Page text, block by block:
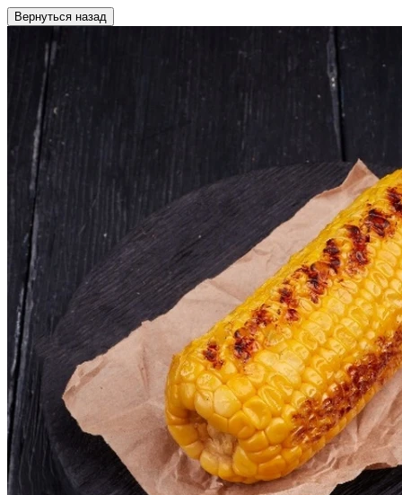
Вернуться назад